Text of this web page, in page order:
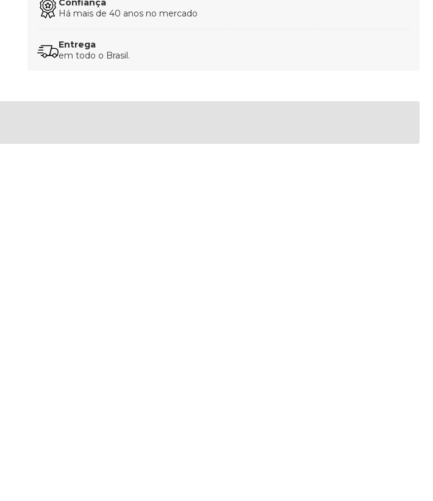
Confiança
Há mais de 40 anos no mercado
Entrega
em todo o Brasil.